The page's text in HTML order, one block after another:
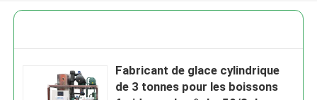
Fabricant de glace cylindrique
de 3 tonnes pour les boissons